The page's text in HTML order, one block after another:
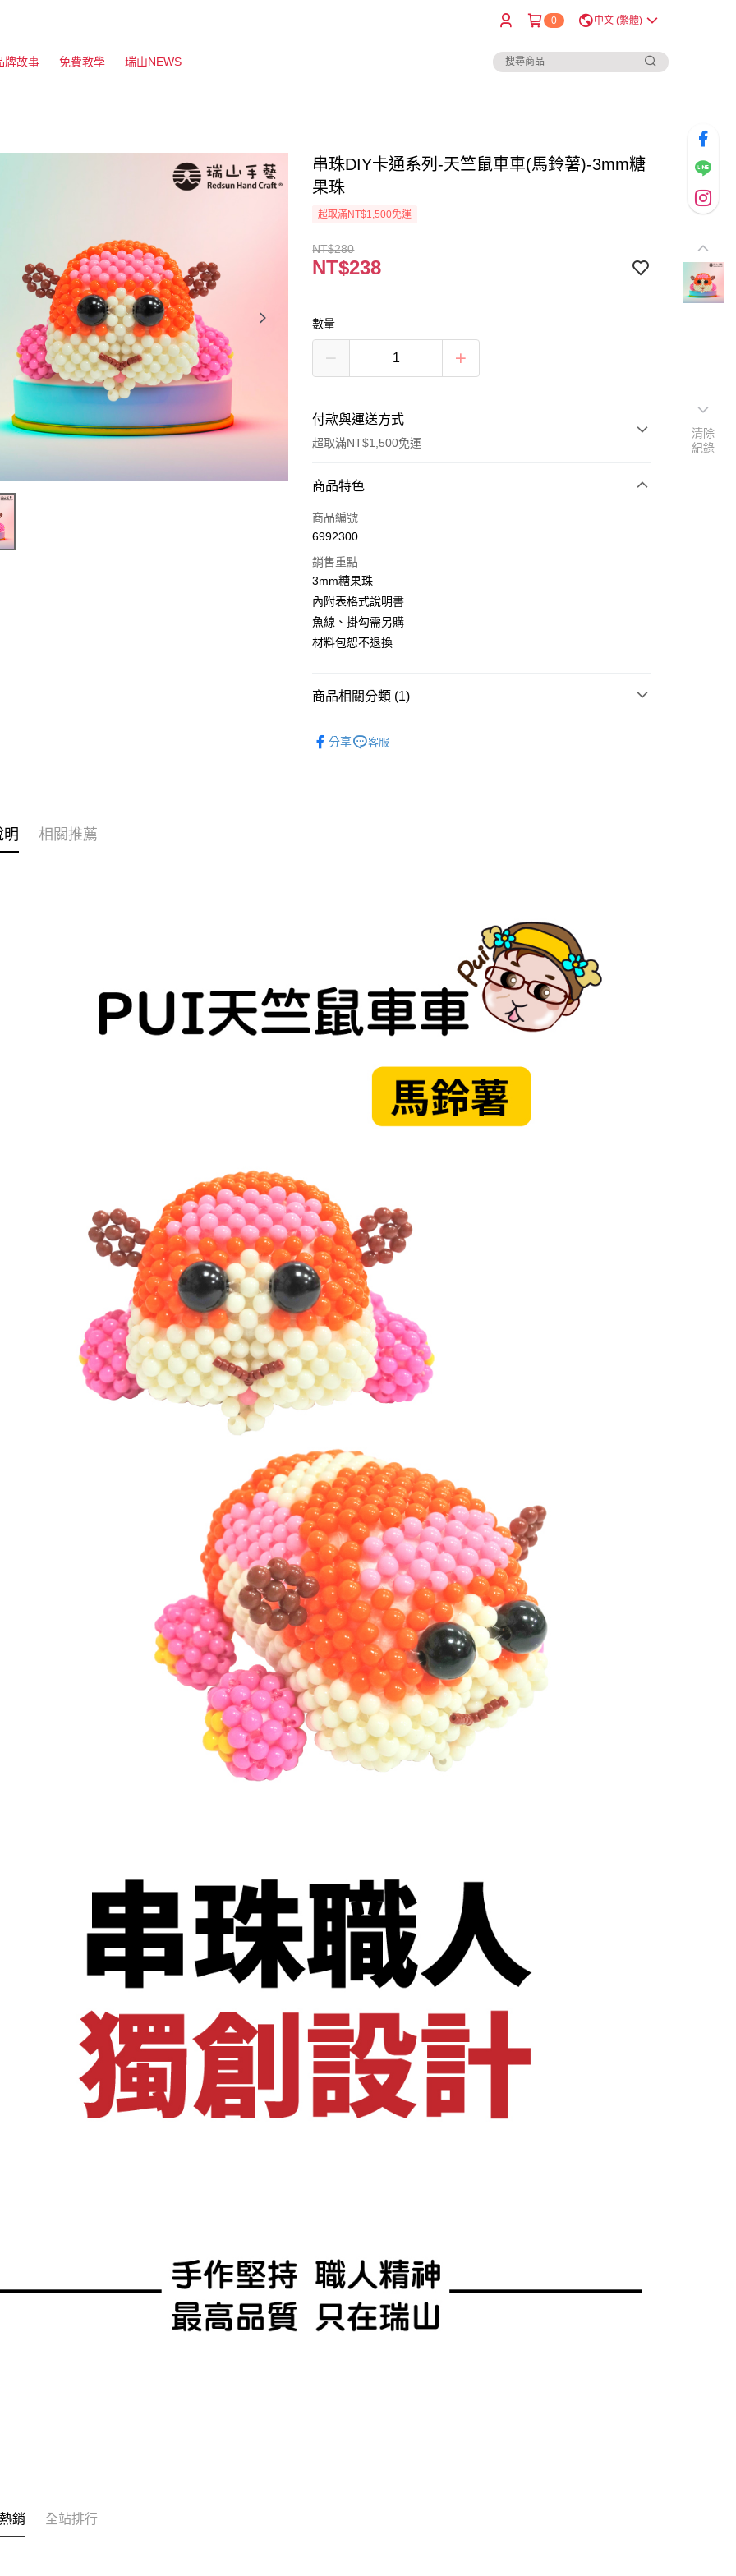
0 中文 (繁體)
牌故事 免費教學 瑞山NEWS
串珠DIY卡通系列-天竺鼠車車(馬鈴薯)-3mm糖
果珠
超取滿NT$1,500免運
NT$280
NT$238
數量
付款與運送方式
超取滿NT$1,500免運
付款方式
信用卡一次付款
Apple Pay
街口支付
悠遊付
運送方式
每筆NT$60，滿NT$1,500(含以上)免運費
每筆NT$130，滿NT$2,000(含以上)免運費
商品特色
商品編號
6992300
銷售重點
3mm糖果珠
內附表格式說明書
魚線、掛勾需另購
材料包恕不退換
商品相關分類 (1)
分享
客服
明 相關推薦
銷 全站排行
清除
紀錄